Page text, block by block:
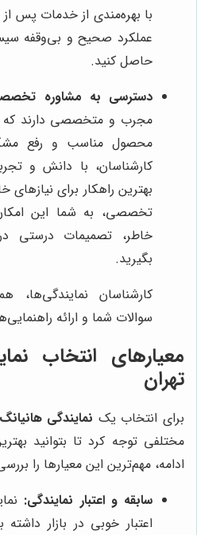
با بهره‌مندی از خدمات پس از
عملکرد صحیح و بی‌وقفه
حاصل کنید.
دسترسی به مشاوره
مجرب و متخصصی دارند که
محصول مناسب و رفع
کارشناسان، با دانش و
بهترین راهکار برای
تخصصی، به شما این
خاطر، تصمیمات درستی
بگیرید.
کارشناسان نمایندگی‌ها،
سوالات شما و ارائه
معیارهای انتخاب
تهران
برای انتخاب یک نمایندگی
مختلفی توجه کرد تا بتوانید
ادامه، مهم‌ترین این معیارها را
سابقه و اعتبار نمایندگی:
اعتبار خوبی در بازار